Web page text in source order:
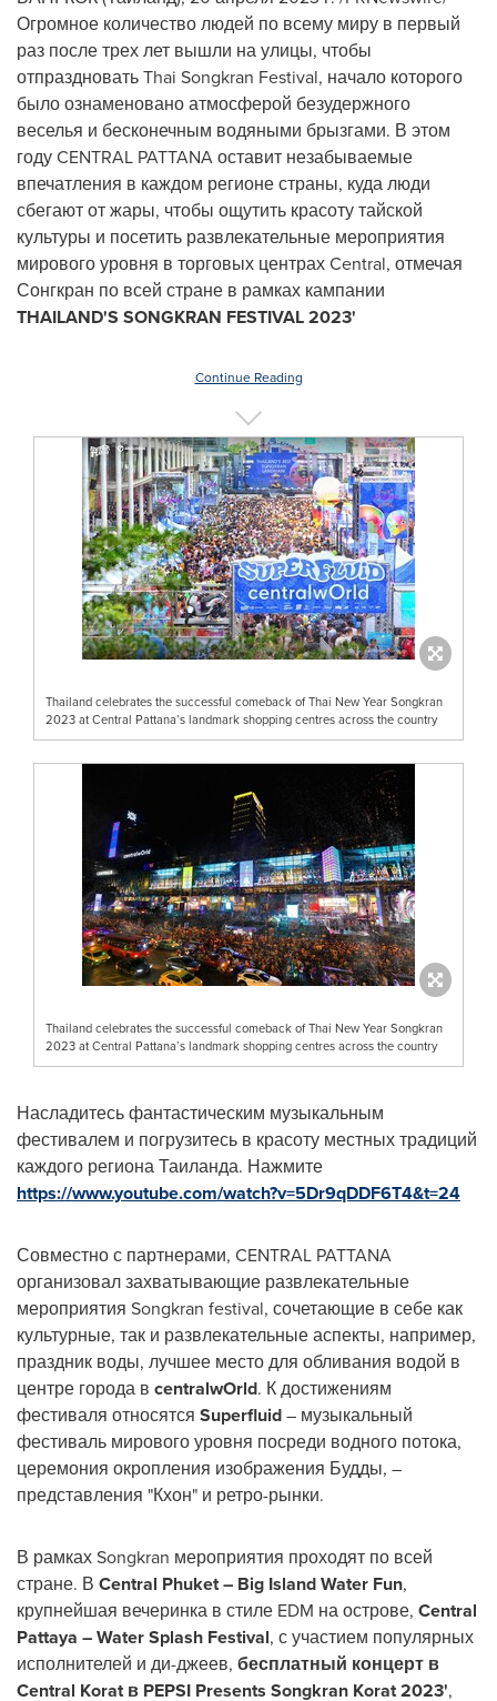
Огромное количество людей по всему миру в первый
раз после трех лет вышли на улицы, чтобы
отпраздновать Thai Songkran Festival, начало которого
было ознаменовано атмосферой безудержного
веселья и бесконечным водяными брызгами. В этом
году CENTRAL PATTANA оставит незабываемые
впечатления в каждом регионе страны, куда люди
сбегают от жары, чтобы ощутить красоту тайской
культуры и посетить развлекательные мероприятия
мирового уровня в торговых центрах Central, отмечая
Сонгкран по всей стране в рамках кампании
THAILAND'S SONGKRAN FESTIVAL 2023'
Continue Reading
Thailand celebrates the successful comeback of Thai New Year Songkran
2023 at Central Pattana’s landmark shopping centres across the country
Thailand celebrates the successful comeback of Thai New Year Songkran
2023 at Central Pattana’s landmark shopping centres across the country
Насладитесь фантастическим музыкальным
фестивалем и погрузитесь в красоту местных традиций
каждого региона Таиланда. Нажмите
https://www.youtube.com/watch?v=5Dr9qDDF6T4&t=24
Совместно с партнерами, CENTRAL PATTANA
организовал захватывающие развлекательные
мероприятия Songkran festival, сочетающие в себе как
культурные, так и развлекательные аспекты, например,
праздник воды, лучшее место для обливания водой в
центре города в centralwOrld. К достижениям
фестиваля относятся Superfluid– музыкальный
фестиваль мирового уровня посреди водного потока,
церемония окропления изображения Будды, –
представления "Кхон" и ретро-рынки.
В рамках Songkran мероприятия проходят по всей
стране. В Central Phuket– Big Island Water Fun,
крупнейшая вечеринка в стиле EDM на острове, Central
Pattaya – Water Splash Festival, с участием популярных
исполнителей и ди-джеев, бесплатный концерт в
Central Korat в PEPSI Presents Songkran Korat 2023',